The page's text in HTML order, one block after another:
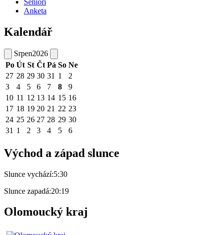
Anketa
Kalendář
Srpen2026
Po Út St Čt Pá So Ne
27 28 29 30 31 1
2
3
4 5 6 7 8
9
10 11 12 13 14 15 16
17 18 19 20 21 22 23
24 25 26 27 28 29 30
31 1 2 3 4 5 6
Východ a západ slunce
Slunce vychází:5:30
Slunce zapadá:20:19
Olomoucký kraj